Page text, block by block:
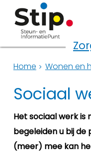
Home Wonen en
Sociaal
Het sociaal werk is
begeleiden u bij
(meer) mee kan